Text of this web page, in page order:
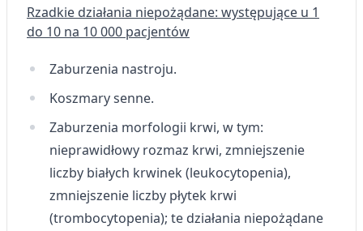
Rzadkie działania niepożądane: występujące u 1
do 10 na 10 000 pacjentów
Zaburzenia nastroju.
Koszmary senne.
Zaburzenia morfologii krwi, w tym:
nieprawidłowy rozmaz krwi, zmniejszenie
liczby białych krwinek (leukocytopenia),
zmniejszenie liczby płytek krwi
(trombocytopenia); te działania niepożądane